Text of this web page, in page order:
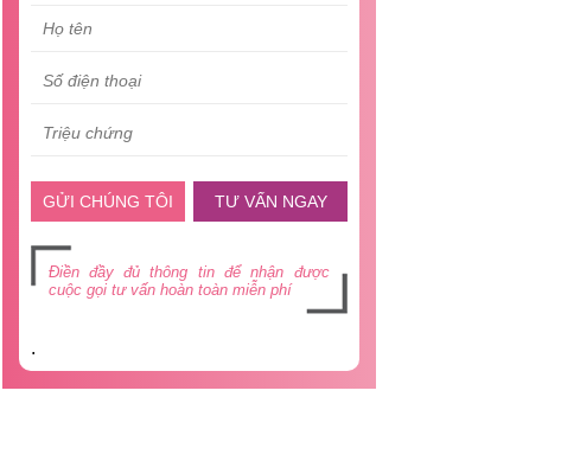
GỬI CHÚNG TÔI TƯ VẤN NGAY
Điền đầy đủ thông tin để nhận được
cuộc gọi tư vấn hoàn toàn miễn phí
.